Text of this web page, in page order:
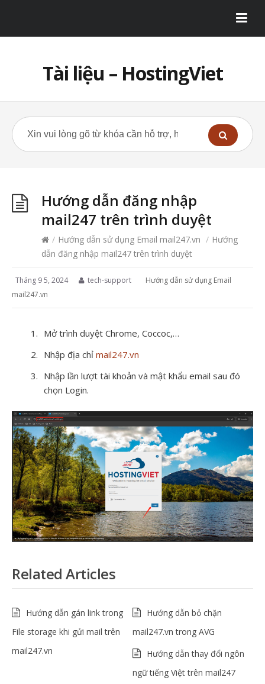
Tài liệu – HostingViet
Hướng dẫn đăng nhập
mail247 trên trình duyệt
/ Hướng dẫn sử dụng Email mail247.vn / Hướng
dẫn đăng nhập mail247 trên trình duyệt
Tháng 9 5, 2024 tech-support
Hướng dẫn sử dụng Email
mail247.vn
Mở trình duyệt Chrome, Coccoc,…
Nhập địa chỉ mail247.vn
Nhập lần lượt tài khoản và mật khẩu email sau đó
chọn Login.
Related Articles
Hướng dẫn gán link trong
File storage khi gửi mail trên
mail247.vn
Hướng dẫn bỏ chặn
mail247.vn trong AVG
Hướng dẫn thay đổi ngôn
ngữ tiếng Việt trên mail247